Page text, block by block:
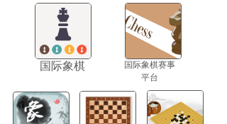
国际象棋
国际象棋赛事
平台